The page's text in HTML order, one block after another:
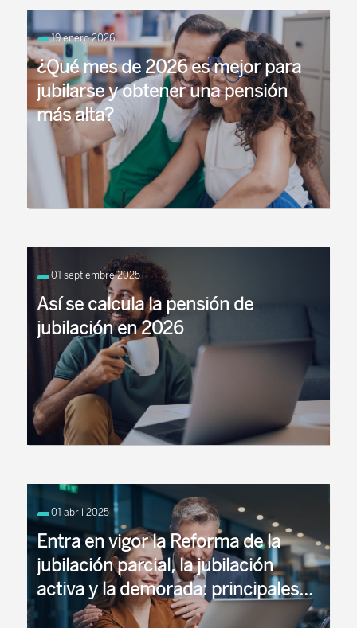
Jubilación activa en síntesis… La jubilación activa
es una modalidad de jubilación que permite
compatibilizar la percepción ...
19 enero 2026
¿Qué mes de 2026 es mejor para
jubilarse y obtener una pensión
más alta?
La respuesta a estas preguntas variará según cada
persona y sus circunstancias personales (edad,
bases de cotización y periodo de cotización
acreditado, lagunas, etc). ...
01 septiembre 2025
Así se calcula la pensión de
jubilación en 2026
En 2026 continuará igual que en 2025… En 2026 se
mantiene en 36 años y 6 meses, ...
01 abril 2025
Entra en vigor la Reforma de la
jubilación parcial, la jubilación
activa y la demorada: principales
medidas